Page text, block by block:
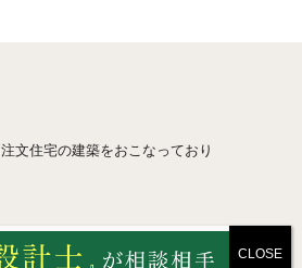
文住宅の建築をおこなっており